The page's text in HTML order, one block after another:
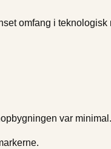
omfang i
var minimal.